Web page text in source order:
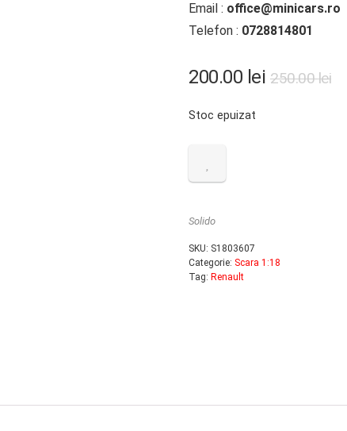
Email : office@minicars.ro
Telefon : 0728814801
250.00lei
200.00 lei
Stoc epuizat
Solido
SKU: S1803607
Categorie: Scara 1:18
Tag: Renault